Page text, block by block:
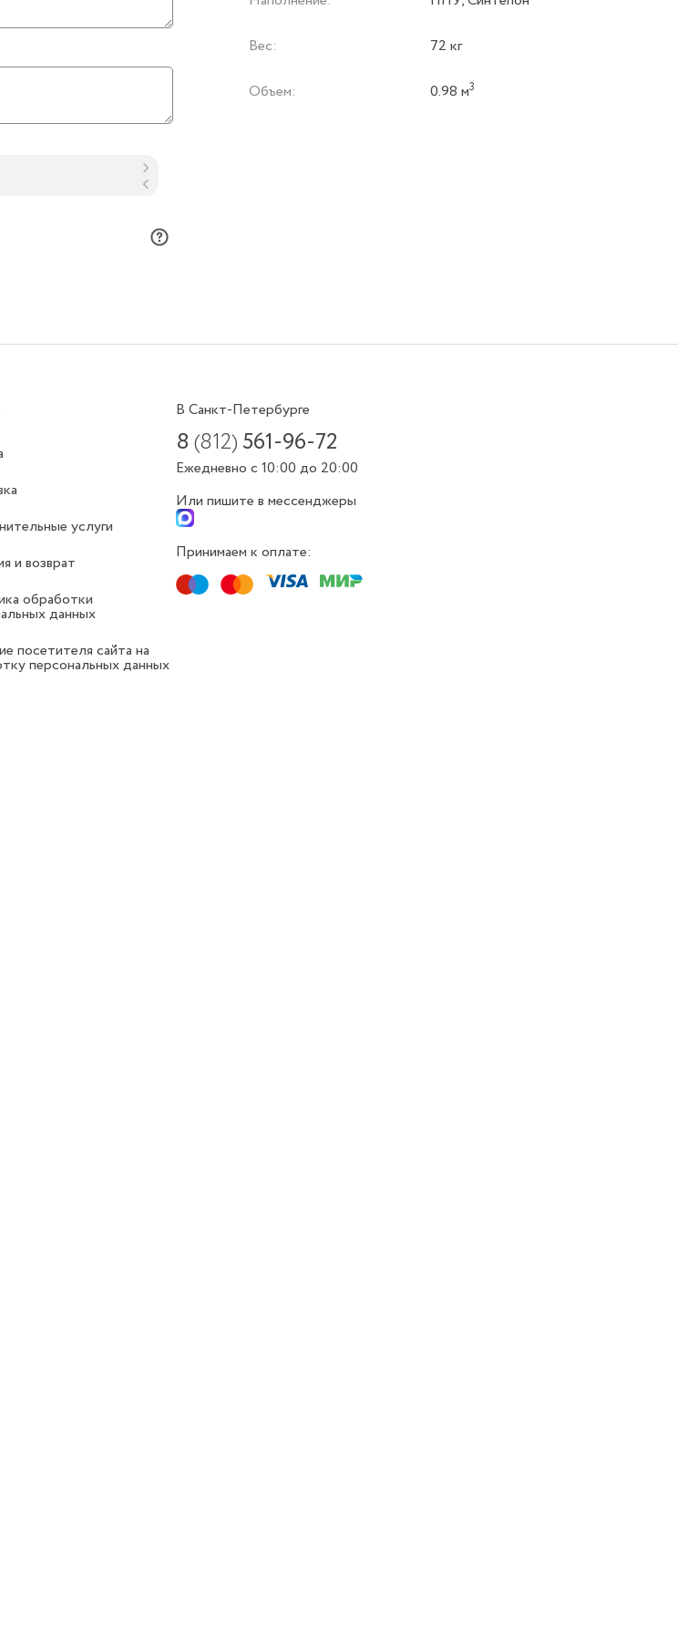
Вес: 72 кг
Объем: 0.98 м3
услуги
и возврат
обработки
данных
посетителя сайта на
персональных данных
В Санкт-Петербурге
8(812) 561-96-72
Ежедневно с 10:00 до 20:00
Или пишите в мессенджеры
Принимаем к оплате: